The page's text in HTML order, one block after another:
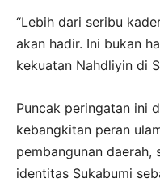
“Lebih dari seribu
akan hadir. Ini bukan
kekuatan Nahdliyin di
Puncak peringatan ini
kebangkitan peran
pembangunan daerah,
identitas Sukabumi